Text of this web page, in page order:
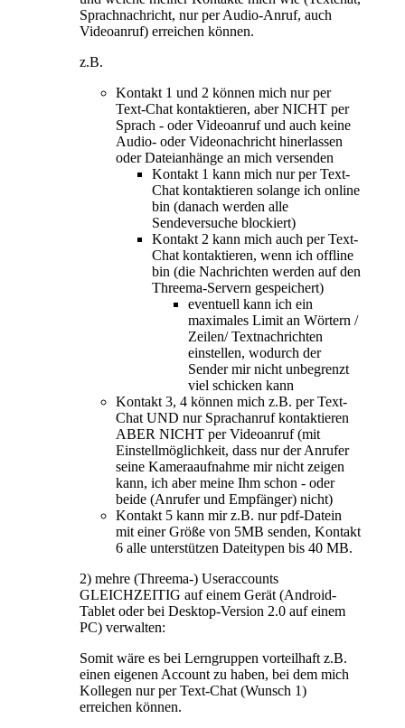
Sprachnachricht, nur per Audio-Anruf, auch
Videoanruf) erreichen können.
z.B.
Kontakt 1 und 2 können mich nur per
Text-Chat kontaktieren, aber NICHT per
Sprach - oder Videoanruf und auch keine
Audio- oder Videonachricht hinerlassen
oder Dateianhänge an mich versenden
Kontakt 1 kann mich nur per Text-
Chat kontaktieren solange ich online
bin (danach werden alle
Sendeversuche blockiert)
Kontakt 2 kann mich auch per Text-
Chat kontaktieren, wenn ich offline
bin (die Nachrichten werden auf den
Threema-Servern gespeichert)
eventuell kann ich ein
maximales Limit an Wörtern /
Zeilen/ Textnachrichten
einstellen, wodurch der
Sender mir nicht unbegrenzt
viel schicken kann
Kontakt 3, 4 können mich z.B. per Text-
Chat UND nur Sprachanruf kontaktieren
ABER NICHT per Videoanruf (mit
Einstellmöglichkeit, dass nur der Anrufer
seine Kameraaufnahme mir nicht zeigen
kann, ich aber meine Ihm schon - oder
beide (Anrufer und Empfänger) nicht)
Kontakt 5 kann mir z.B. nur pdf-Datein
mit einer Größe von 5MB senden, Kontakt
6 alle unterstützen Dateitypen bis 40 MB.
2) mehre (Threema-) Useraccounts
GLEICHZEITIG auf einem Gerät (Android-
Tablet oder bei Desktop-Version 2.0 auf einem
PC) verwalten:
Somit wäre es bei Lerngruppen vorteilhaft z.B.
einen eigenen Account zu haben, bei dem mich
Kollegen nur per Text-Chat (Wunsch 1)
erreichen können.